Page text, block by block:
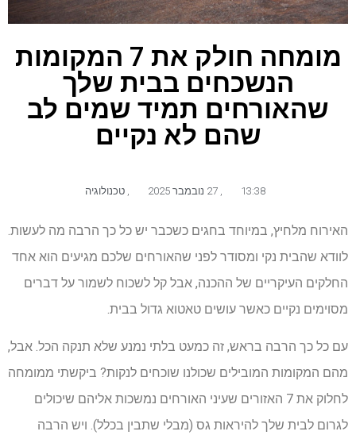
מומחה חולק את 7 המקומות
הנשכחים בבית שלך
שהאורחים תמיד שמים לב
שהם לא נקיים
13:38 27 נובמבר 2025 טכנולוגיה
האירוח מלחיץ, במיוחד בחגים כשכבר יש כל כך הרבה מה לעשות.
לוודא שהבית נקי ומסודר לפני שהאורחים שלכם מגיעים הוא אחד
החלקים העיקריים של ההכנה, אבל קל לשכוח לשמור על דברים
מסוימים נקיים כאשר עושים טאטוא גדול בבית.
עם כל כך הרבה בראש, זה כמעט בלתי נמנע שלא תנקה הכל. אבל,
מהם המקומות המובילים שכולנו שוכחים לנקות? ביקשתי ממומחה
לחלוק את 7 האזורים שעיני האורחים נמשכות אליהם שיכולים
לגרום לבית שלך להיראות גס (מבלי שתבין בכלל). ויש הרבה